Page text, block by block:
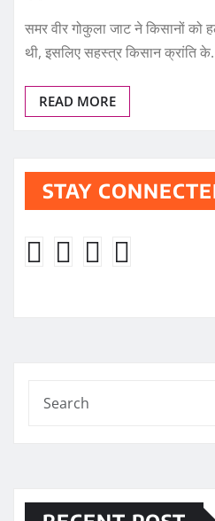
समर वीर गोकुला जाट ने किसानों को
थी, इसलिए सहस्त्र किसान क्रांति
READ MORE
STAY